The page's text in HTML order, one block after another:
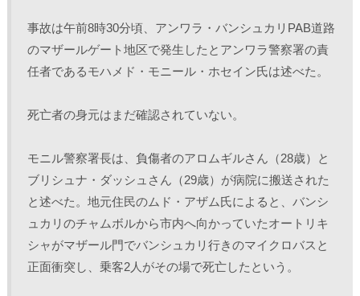
で
開
ま
)
事故は午前8時30分頃、アンワラ・バンシュカリPAB道路
のマザールゲート地区で発生したとアンワラ警察署の責
任者であるモハメド・モニール・ホセイン氏は述べた。
死亡者の身元はまだ確認されていない。
モニル警察署長は、負傷者のアロムギルさん（28歳）と
ブリシュナ・ダッシュさん（29歳）が病院に搬送された
と述べた。地元住民のムド・アザム氏によると、バンシ
ュカリのチャムボルから市内へ向かっていたオートリキ
シャがマザール門でバンシュカリ行きのマイクロバスと
正面衝突し、乗客2人がその場で死亡したという。